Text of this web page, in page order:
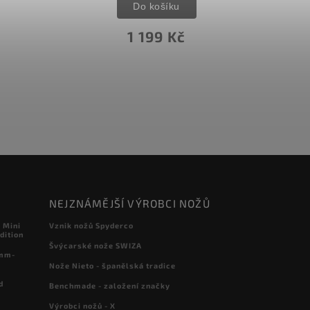
1 199 Kč
Do košíku
Mini
NEJZNÁMĚJŠÍ VÝROBCI NOŽŮ
Vznik nožů Spyderco
Švýcarské nože SWIZA
Nože Nieto - španělská tradice
Benchmade - založení značky
Výrobci nožů - X